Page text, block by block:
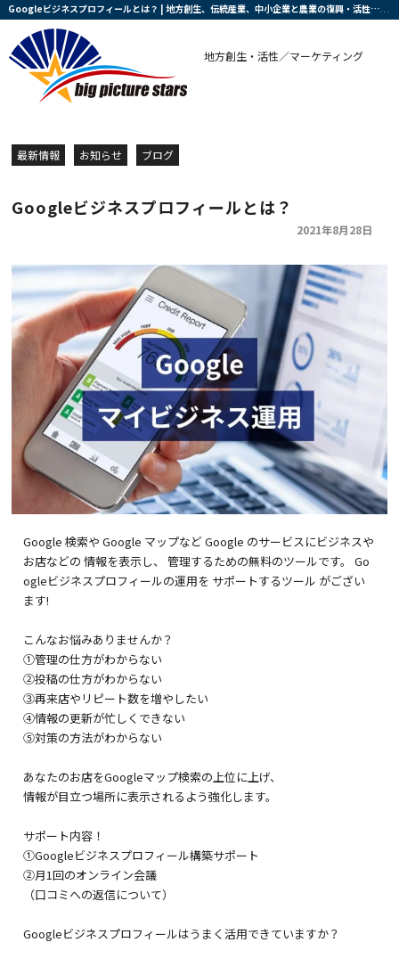
Googleビジネスプロフィールとは？ | 地方創生、伝統産業、中小企業と農業の復興・活性化を支援する会社です
地方創生・活性／マーケティング
最新情報 お知らせ ブログ
Googleビジネスプロフィールとは？
2021年8月28日
Google 検索や Google マップなど Google のサービスにビジネスや
お店などの 情報を表示し、 管理するための無料のツールです。 Go
ogleビジネスプロフィールの運用を サポートするツール がござい
ます!
こんなお悩みありませんか？
①管理の仕方がわからない
②投稿の仕方がわからない
③再来店やリピート数を増やしたい
④情報の更新が忙しくできない
⑤対策の方法がわからない
あなたのお店をGoogleマップ検索の上位に上げ、
情報が目立つ場所に表示されるよう強化します。
サポート内容！
①Googleビジネスプロフィール構築サポート
②月1回のオンライン会議
（口コミへの返信について）
Googleビジネスプロフィールはうまく活用できていますか？